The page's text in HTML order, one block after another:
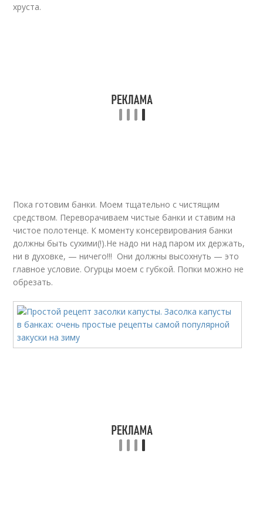
хруста.
Пока готовим банки. Моем тщательно с чистящим
средством. Переворачиваем чистые банки и ставим на
чистое полотенце. К моменту консервирования банки
должны быть сухими(!).Не надо ни над паром их держать,
ни в духовке, — ничего!!! Они должны высохнуть — это
главное условие. Огурцы моем с губкой. Попки можно не
обрезать.